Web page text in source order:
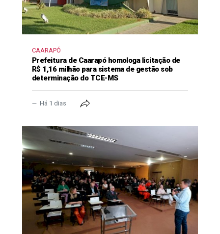
CAARAPÓ
Prefeitura de Caarapó homologa licitação de
R$ 1,16 milhão para sistema de gestão sob
determinação do TCE-MS
Há 1 dias